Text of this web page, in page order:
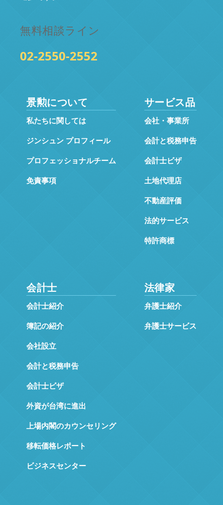
無料相談ライン
02-2550-2552
景勲について
私たちに関しては
ジンシュン プロフィール
プロフェッショナルチーム
免責事項
サービス品
会社・事業所
会計と税務申告
会計士ビザ
土地代理店
不動産評価
法的サービス
特許商標
会計士
会計士紹介
簿記の紹介
会社設立
会計と税務申告
会計士ビザ
外資が台湾に進出
上場内閣のカウンセリング
移転価格レポート
ビジネスセンター
法律家
弁護士紹介
弁護士サービス